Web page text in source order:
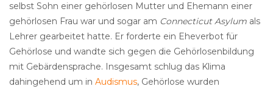
selbst Sohn einer gehörlosen Mutter und Ehemann einer
gehörlosen Frau war und sogar am Connecticut Asylum als
Lehrer gearbeitet hatte. Er forderte ein Eheverbot für
Gehörlose und wandte sich gegen die Gehörlosenbildung
mit Gebärdensprache. Insgesamt schlug das Klima
dahingehend um in Audismus, Gehörlose wurden